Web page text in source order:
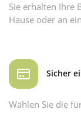
Sie erhalten Ihre
Hause oder an
Sicher
Wählen Sie die